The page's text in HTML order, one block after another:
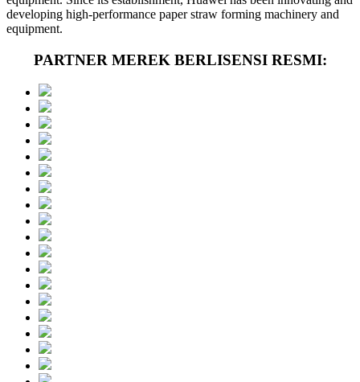
developing high-performance paper straw forming machinery and
equipment.
PARTNER MEREK BERLISENSI RESMI: